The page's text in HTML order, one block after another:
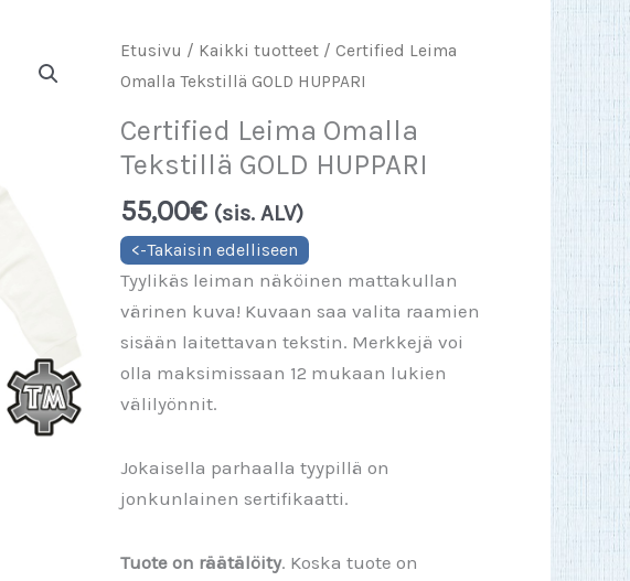
Etusivu / Kaikki tuotteet/ Certified Leima
Omalla Tekstillä GOLD HUPPARI
Certified Leima Omalla
Tekstillä GOLD HUPPARI
55,00€ (sis. ALV)
Tyylikäs leiman näköinen mattakullan
värinen kuva! Kuvaan saa valita raamien
sisään laitettavan tekstin. Merkkejä voi
olla maksimissaan 12 mukaan lukien
välilyönnit.
Jokaisella parhaalla tyypillä on
jonkunlainen sertifikaatti.
Tuote on räätälöity. Koska tuote on